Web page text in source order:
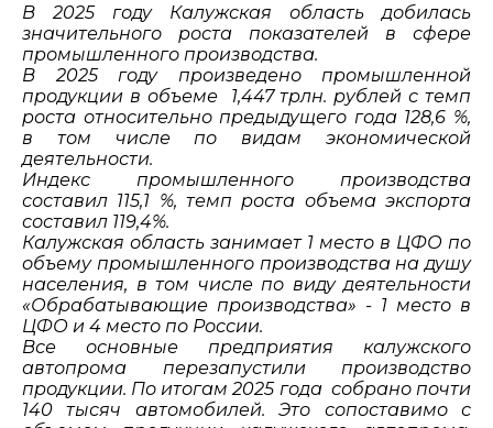
В 2025 году Калужская область добилась
значительного роста показателей в сфере
промышленного производства.
В 2025 году произведено промышленной
продукции в объеме 1,447 трлн. рублей с темп
роста относительно предыдущего года 128,6 %,
в том числе по видам экономической
деятельности.
Индекс промышленного производства
составил 115,1 %, темп роста объема экспорта
составил 119,4%.
Калужская область занимает 1 место в ЦФО по
объему промышленного производства на душу
населения, в том числе по виду деятельности
«Обрабатывающие производства» - 1 место в
ЦФО и 4 место по России.
Все основные предприятия калужского
автопрома перезапустили производство
продукции. По итогам 2025 года собрано почти
140 тысяч автомобилей. Это сопоставимо с